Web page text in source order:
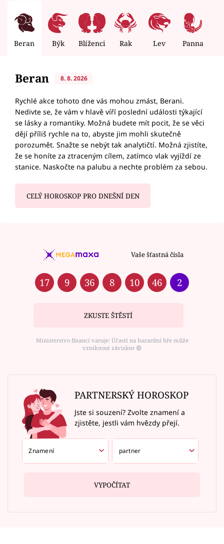
Beran Býk Blíženci Rak Lev Panna
Beran 8. 8. 2026
Rychlé akce tohoto dne vás mohou zmást, Berani.
Nedivte se, že vám v hlavě víří poslední události týkající
se lásky a romantiky. Možná budete mít pocit, že se věci
dějí příliš rychle na to, abyste jim mohli skutečně
porozumět. Snažte se nebýt tak analytičtí. Možná zjistíte,
že se honíte za ztraceným cílem, zatímco vlak vyjíždí ze
stanice. Naskočte na palubu a nechte problém za sebou.
CELÝ HOROSKOP PRO DNEŠNÍ DEN
Vaše šťastná čísla
17 9 36 8 10 46 2
ZKUSTE ŠTĚSTÍ
Ministerstvo financí varuje: Účastí na hazardní hře může
vzniknout závislost ⑱
PARTNERSKÝ HOROSKOP
Jste si souzení? Zvolte znamení a
zjistěte, jestli vám hvězdy přejí.
VYPOČÍTAT